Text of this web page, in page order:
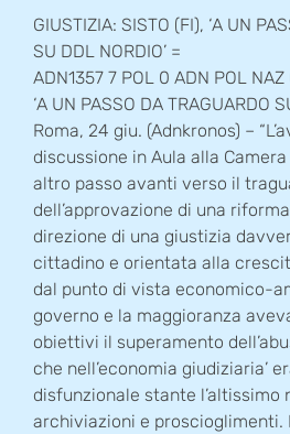
GIUSTIZIA: SISTO (FI), ‘A UN
SU DDL NORDIO’ =
ADN1357 7 POL 0 ADN POL NAZ
‘A UN PASSO DA TRAGUARDO
Roma, 24 giu. (Adnkronos) –
discussione in Aula alla
altro passo avanti verso il
dell’approvazione di una
direzione di una giustizia
cittadino e orientata alla
dal punto di vista economico-
governo e la maggioranza
obiettivi il superamento
che nell’economia giudiziaria’
disfunzionale stante l’altissimo
archiviazioni e